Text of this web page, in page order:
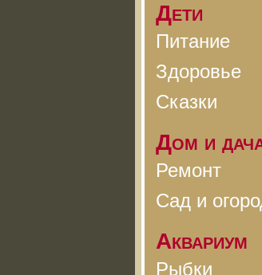
Дети
Питание
Здоровье
Сказки
Дом и
Ремонт
Сад и
Аквариум
Рыбки